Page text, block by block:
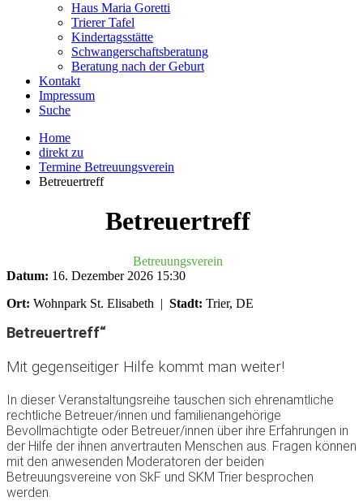
Haus Maria Goretti
Trierer Tafel
Kindertagsstätte
Schwangerschaftsberatung
Beratung nach der Geburt
Kontakt
Impressum
Suche
Home
direkt zu
Termine Betreuungsverein
Betreuertreff
Betreuertreff
Betreuungsverein
Datum: 16. Dezember 2026 15:30
Ort: Wohnpark St. Elisabeth | Stadt: Trier, DE
Betreuertreff“
Mit gegenseitiger Hilfe kommt man weiter!
In dieser Veranstaltungsreihe tauschen sich ehrenamtliche
rechtliche Betreuer/innen und familienangehörige
Bevollmächtigte oder Betreuer/innen über ihre Erfahrungen in
der Hilfe der ihnen anvertrauten Menschen aus. Fragen können
mit den anwesenden Moderatoren der beiden
Betreuungsvereine von SkF und SKM Trier besprochen
werden.